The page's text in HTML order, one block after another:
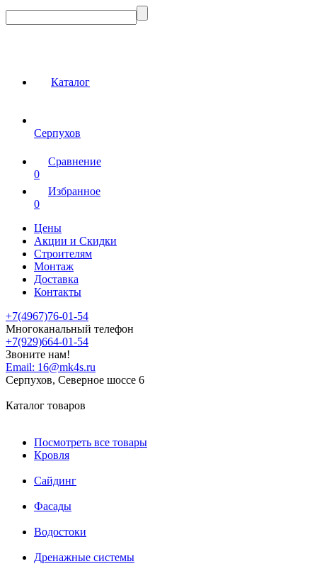
Каталог
Серпухов
Сравнение
0
Избранное
0
Цены
Акции и Скидки
Строителям
Монтаж
Доставка
Контакты
+7(4967)76-01-54
Многоканальный телефон
+7(929)664-01-54
Звоните нам!
Email: 16@mk4s.ru
Серпухов, Северное шоссе 6
Каталог товаров
Посмотреть все товары
Кровля
Сайдинг
Фасады
Водостоки
Дренажные системы